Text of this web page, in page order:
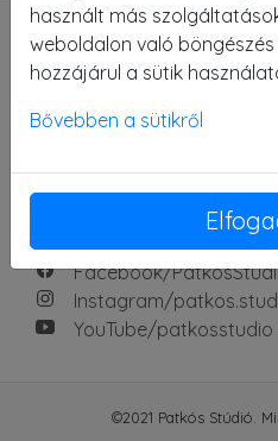
2767 Tápiógyörgye, Budai
+36 53 583 544
patkos@patkosstudio.hu
Adószám: 52355301-2-33
Facebook/
Instagram/
YouTube/patkosstudio
©2021 Patkós Stúdió.
használt más
weboldalon való
hozzájárul a sütik
Bővebben a sütikről